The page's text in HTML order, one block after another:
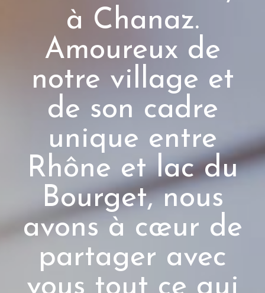
à Chanaz.
Amoureux de
notre village et
de son cadre
unique entre
Rhône et lac du
Bourget, nous
avons à cœur de
partager avec